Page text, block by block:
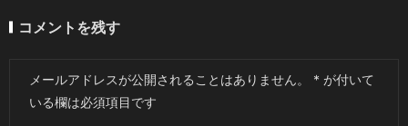
コメントを残す
メールアドレスが公開されることはありません。 * が付いて
いる欄は必須項目です